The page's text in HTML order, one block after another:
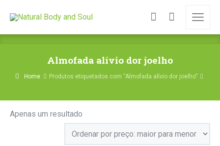
Almofada alívio dor joelho
Home Produtos etiquetados com “Almofada alívio dor joelho”
Apenas um resultado